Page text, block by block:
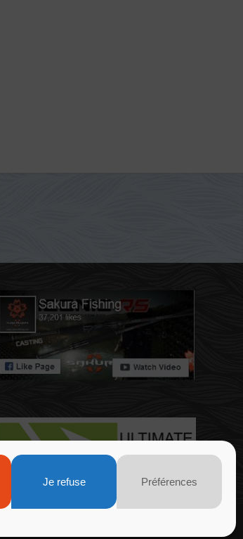
Je refuse Préférences